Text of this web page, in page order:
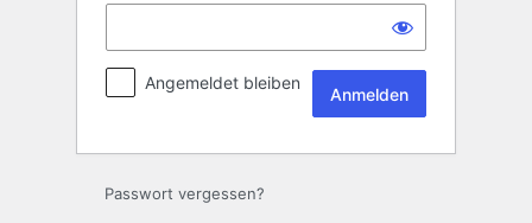
Angemeldet bleiben
Passwort vergessen?